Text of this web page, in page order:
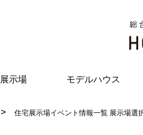
展示場 モデルハウス
住宅展示場イベント情報一覧 展示場選